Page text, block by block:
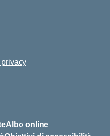
privacy
Albo online